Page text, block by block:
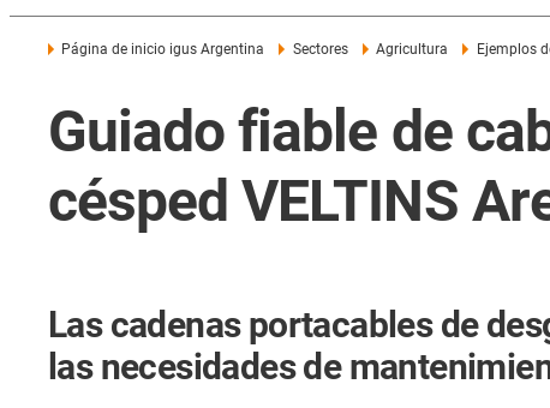
Página de inicio igus Argentina Sectores Agricultura Ejemplos
Guiado fiable de
césped VELTINS
Las cadenas portacables de
las necesidades de